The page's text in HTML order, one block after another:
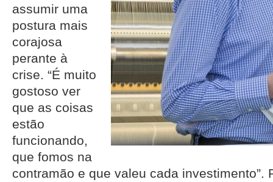
assumir uma
postura mais
corajosa
perante à
crise. “É muito
gostoso ver
que as coisas
estão
funcionando,
que fomos na
contramão e que valeu cada investimento”.